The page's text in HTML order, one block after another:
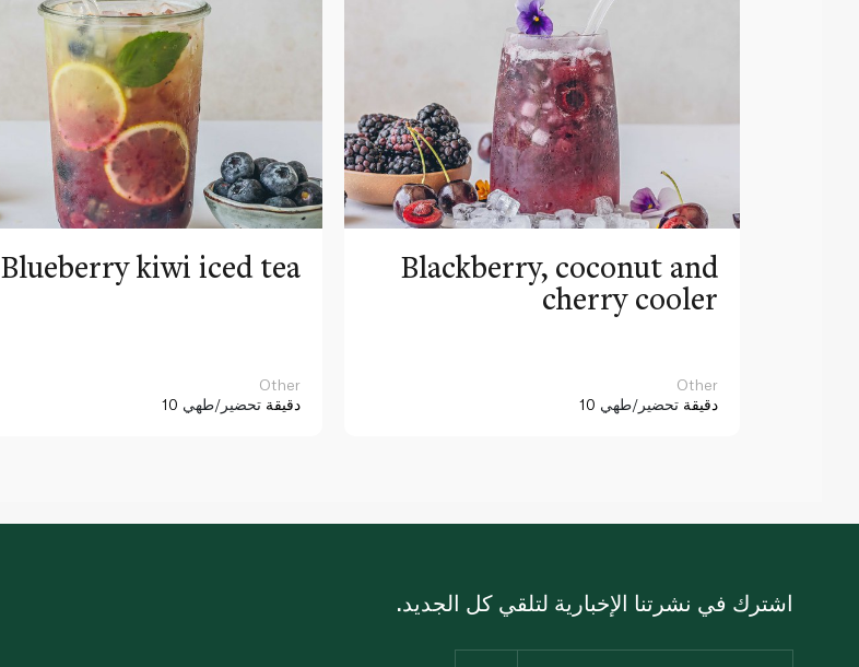
Blueberry kiwi iced tea
Other
10 دقيقة تحضير/طهي
Blackberry, coconut and
cherry cooler
Other
10 دقيقة تحضير/طهي
اشترك في نشرتنا الإخبارية لتلقي كل الجديد.